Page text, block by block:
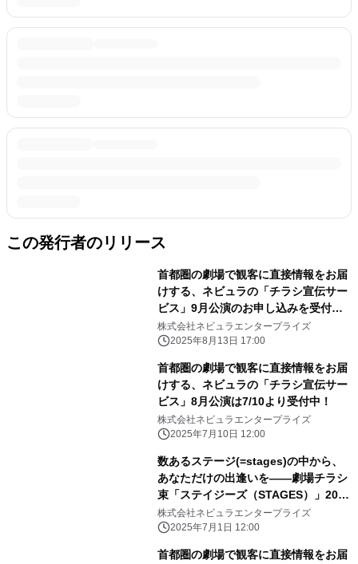
この発行者のリリース
首都圏の劇場で観客に直接情報をお届
けする、ネビュラの「チラシ宣伝サー
ビス」9月公演のお申し込みを受付
中！
株式会社ネビュラエンタープライズ
2025年8月13日 17:00
首都圏の劇場で観客に直接情報をお届
けする、ネビュラの「チラシ宣伝サー
ビス」8月公演は7/10より受付中！
株式会社ネビュラエンタープライズ
2025年7月10日 12:00
数あるステージ(=stages)の中から、
あなただけの出逢いを――劇場チラシ
束「ステイジーズ（STAGES）」2025
年7月の配布公演をご紹介！
株式会社ネビュラエンタープライズ
2025年7月1日 12:00
首都圏の劇場で観客に直接情報をお届